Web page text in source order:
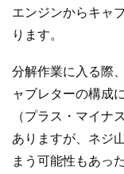
エンジンからキャ
ります。
分解作業に入る際
ャブレターの構成
（プラス・マイナ
ありますが、ネジ
まう可能性もあっ